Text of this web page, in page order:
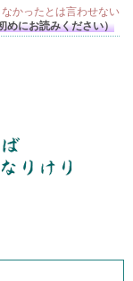
るるわが
かったとは言わせない
めにお読みください）